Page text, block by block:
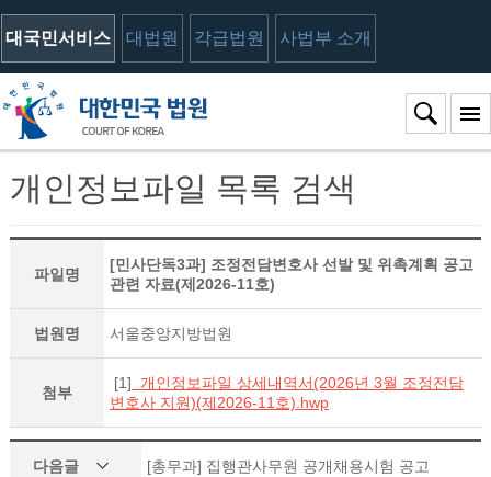
대국민서비스 대법원 각급법원 사법부 소개
개인정보파일 목록 검색
파일명
[민사단독3과] 조정전담변호사 선발 및 위촉계획 공고
관련 자료(제2026-11호)
법원명 서울중앙지방법원
첨부
[1] 개인정보파일 상세내역서(2026년 3월 조정전담
변호사 지원)(제2026-11호).hwp
다음글 [총무과] 집행관사무원 공개채용시험 공고